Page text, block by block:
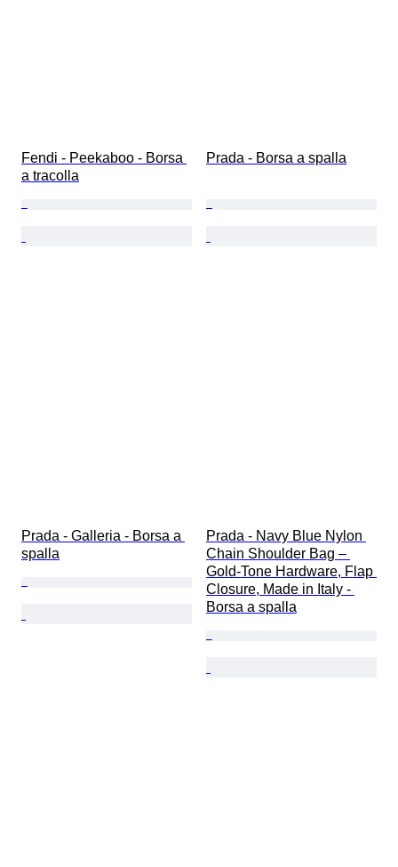
Fendi - Peekaboo - Borsa
a tracolla
Prada - Borsa a spalla
Prada - Galleria - Borsa a
spalla
Prada - Navy Blue Nylon
Chain Shoulder Bag –
Gold-Tone Hardware, Flap
Closure, Made in Italy -
Borsa a spalla